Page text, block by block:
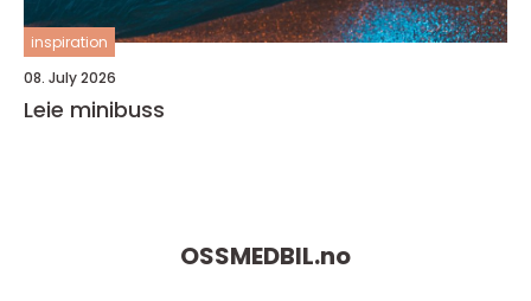
inspiration
08. July 2026
Leie minibuss
OSSMEDBIL.no